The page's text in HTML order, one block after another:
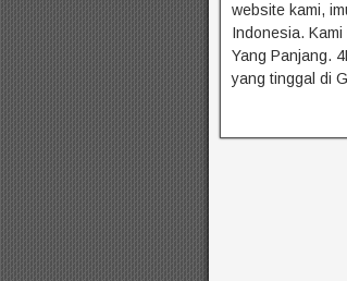
website kami,
Indonesia.
Yang Panjang.
yang tinggal di